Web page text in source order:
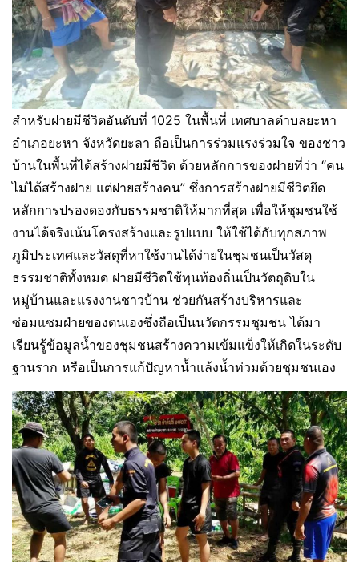
สำหรับฝายมีชีวิตอันดับที่ 1025 ในพื้นที่ เทศบาลตำบลยะหา
อำเภอยะหา จังหวัดยะลา ถือเป็นการร่วมแรงร่วมใจ ของชาว
บ้านในพื้นที่ได้สร้างฝายมีชีวิต ด้วยหลักการของฝายที่ว่า “คน
ไม่ได้สร้างฝาย แต่ฝายสร้างคน” ซึ่งการสร้างฝายมีชีวิตยึด
หลักการปรองดองกับธรรมชาติให้มากที่สุด เพื่อให้ชุมชนใช้
งานได้จริงเน้นโครงสร้างและรูปแบบ ให้ใช้ได้กับทุกสภาพ
ภูมิประเทศและวัสดุที่หาใช้งานได้ง่ายในชุมชนเป็นวัสดุ
ธรรมชาติทั้งหมด ฝายมีชีวิตใช้ทุนท้องถิ่นเป็นวัตถุดิบใน
หมู่บ้านและแรงงานชาวบ้าน ช่วยกันสร้างบริหารและ
ซ่อมแซมฝ่ายของตนเองซึ่งถือเป็นนวัตกรรมชุมชน ได้มา
เรียนรู้ข้อมูลน้ำของชุมชนสร้างความเข้มแข็งให้เกิดในระดับ
ฐานราก หรือเป็นการแก้ปัญหาน้ำแล้งน้ำท่วมด้วยชุมชนเอง